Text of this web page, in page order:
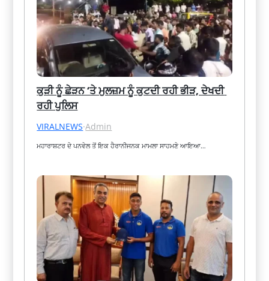
ਕੁੜੀ ਨੂੰ ਛੇੜਨ ‘ਤੇ ਮੁਲਜ਼ਮ ਨੂੰ ਕੁਟਦੀ ਰਹੀ ਭੀੜ, ਦੇਖਦੀ
ਰਹੀ ਪੁਲਿਸ
VIRALNEWS·Admin
ਮਹਾਰਾਸ਼ਟਰ ਦੇ ਪਨਵੇਲ ਤੋਂ ਇਕ ਹੈਰਾਨੀਜਨਕ ਮਾਮਲਾ ਸਾਹਮਣੇ ਆਇਆ…